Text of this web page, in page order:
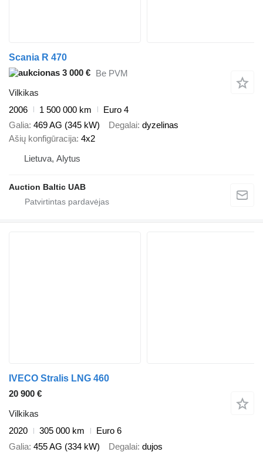
Scania R 470
3 000 € Be PVM
Vilkikas
2006
1 500 000 km
Euro 4
Galia 469 AG (345 kW) Degalai dyzelinas
Ašių konfigūracija 4x2
Lietuva, Alytus
Auction Baltic UAB
IVECO Stralis LNG 460
20 900 €
Vilkikas
2020
305 000 km
Euro 6
Galia 455 AG (334 kW) Degalai dujos